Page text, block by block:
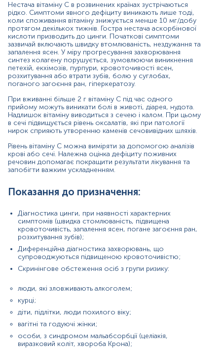
Діагностика цинги, при наявності характерних
симптомів (швидка стомлюваність, підвищена
кровоточивість, запалення ясен, погане загоєння
ран, розхитування зубів);
Диференційна діагностика захворювань, що
супроводжуються підвищеною кровоточивістю;
Скринінгове обстеження осіб з групи ризику:
люди, які зловживають алкоголем;
курці;
діти, підлітки, люди похилого віку;
вагітні та годуючі жінки;
особи, з синдромом мальабсорбції (целіакія,
виразковий коліт, хвороба Крона);
особи з незбалансованим харчуванням;
Контроль ефективності вітамінотерапії.
Причини підвищення рівня:
безконтрольний прийом полівітамінних
комплексів, БАДів та препаратів з аскорбіновою
Причини зниження рівня:
цинга (дефіцит вітаміну С);
нераціональне харчування або голодування
(недостатнє споживання овочів, вживання
коров'ячого молока немовлятами, без
синдром мальабсорбції (хвороба Крона,
виразковий коліт);
зловживання алкоголем та куріння;
перевантаження залізом;
Нестача вітаміну С в розвинених країнах зустрічаються
рідко. Симптоми явного дефіциту виникають лише тоді,
коли споживання вітаміну знижується менше 10 мг/добу
протягом декількох тижнів. Гостра нестача аскорбінової
кислоти призводить до цинги. Початкові симптоми
зазвичай включають швидку втомлюваність, нездужання та
запалення ясен. У міру прогресування захворювання
синтез колагену порушується, зумовлюючи виникнення
петехій, екхімозів, пурпури, кровоточивості ясен,
розхитування або втрати зубів, болю у суглобах,
поганого загоєння ран, гіперкератозу.
При вживанні більше 2 г вітаміну С під час одного
прийому можуть виникати болі в животі, діарея, нудота.
Надлишок вітаміну виводиться з сечею і калом. При цьому
в сечі підвищується рівень оксалатів, які при патології
нирок сприяють утворенню каменів сечовивідних шляхів.
Рівень вітаміну С можна виміряти за допомогою аналізів
крові або сечі. Належна оцінка дефіциту поживних
речовин допомагає покращити результати лікування та
запобігти важким ускладненням.
Показання до призначення:
Діагностика цинги, при наявності характерних
симптомів (швидка стомлюваність, підвищена
кровоточивість, запалення ясен, погане загоєння ран,
розхитування зубів);
Диференційна діагностика захворювань, що
супроводжуються підвищеною кровоточивістю;
Скринінгове обстеження осіб з групи ризику:
люди, які зловживають алкоголем;
курці;
діти, підлітки, люди похилого віку;
вагітні та годуючі жінки;
особи, з синдромом мальабсорбції (целіакія,
виразковий коліт, хвороба Крона);